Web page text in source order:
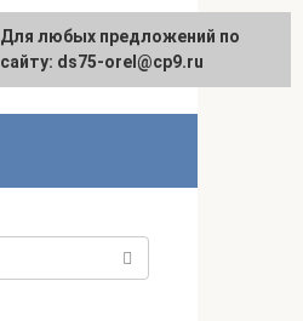
Для любых предложений по
сайту: ds75-orel@cp9.ru